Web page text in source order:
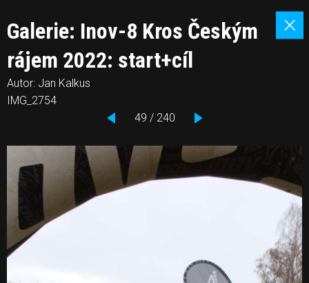
Galerie: Inov-8 Kros Českým
rájem 2022: start+cíl
Autor: Jan Kalkus
IMG_2754
49 / 240